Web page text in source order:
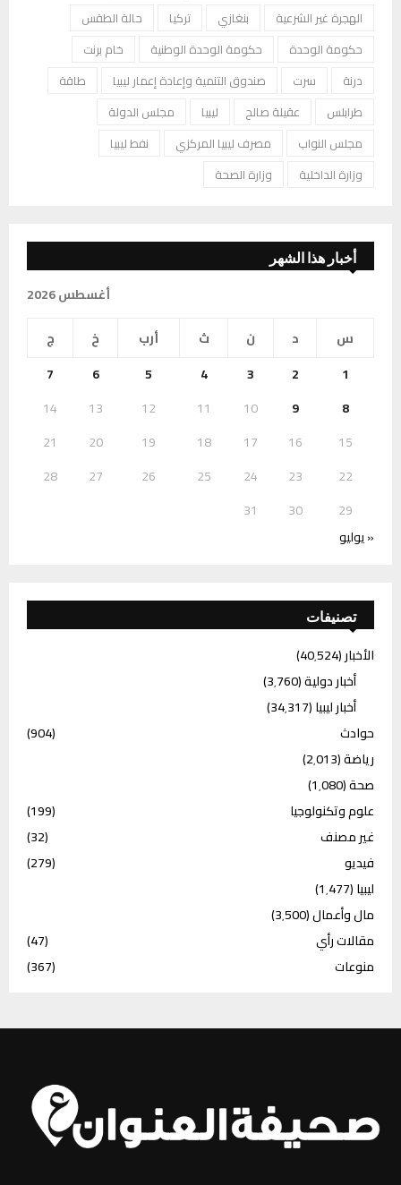
الهجرة غير الشرعية
بنغازي تركيا
حالة الطقس
حكومة الوحدة
حكومة الوحدة الوطنية
خام برنت
درنة
سرت صندوق التنمية وإعادة إعمار ليبيا
طاقة
طرابلس
عقيلة صالح ليبيا
مجلس الدولة
مجلس النواب
مصرف ليبيا المركزي
نفط ليبيا
وزارة الداخلية
وزارة الصحة
أخبار هذا الشهر
أغسطس 2026
س
د ن ث أرب خ
ج
1
2
3
4
5
6
7
8
9
10
11
12
13
14
15
16
17
18
19
20
21
22
23
24
25
26
27
28
29
30
31
« يوليو
تصنيفات
الأخبار(40٬524)
أخبار دولية(3٬760)
أخبار ليبيا(34٬317)
حوادث
(904)
رياضة(2٬013)
صحة(1٬080)
علوم وتكنولوجيا
(199)
غير مصنف
(32)
فيديو
(279)
ليبيا(1٬477)
مال وأعمال(3٬500)
مقالات رأي
(47)
منوعات
(367)